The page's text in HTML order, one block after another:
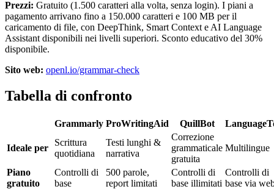
Prezzi: Gratuito (1.500 caratteri alla volta, senza login). I piani a
pagamento arrivano fino a 150.000 caratteri e 100 MB per il
caricamento di file, con DeepThink, Smart Context e AI Language
Assistant disponibili nei livelli superiori. Sconto educativo del 30%
disponibile.
Sito web: openl.io/grammar-check
Tabella di confronto
Grammarly ProWritingAid QuillBot
Ideale per
Scrittura
quotidiana
Testi lunghi &
narrativa
Correzione
grammaticale
gratuita
Multilingue
Piano
gratuito
Controlli di
base
500 parole,
report limitati
Controlli di
base illimitati
Controlli di
base via